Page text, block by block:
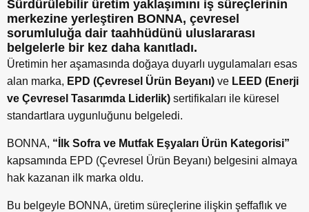
Sürdürülebilir üretim yaklaşımını iş süreçlerinin
merkezine yerleştiren BONNA, çevresel
sorumluluğa dair taahhüdünü uluslararası
belgelerle bir kez daha kanıtladı.
Üretimin her aşamasında doğaya duyarlı uygulamaları esas
alan marka, EPD (Çevresel Ürün Beyanı) ve LEED (Enerji
ve Çevresel Tasarımda Liderlik) sertifikaları ile küresel
standartlara uygunluğunu belgeledi.
BONNA, “İlk Sofra ve Mutfak Eşyaları Ürün Kategorisi”
kapsamında EPD (Çevresel Ürün Beyanı) belgesini almaya
hak kazanan ilk marka oldu.
Bu belgeyle BONNA, üretim süreçlerine ilişkin şeffaflık ve